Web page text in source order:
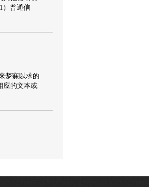
）普通信
梦寐以求的
应的文本或